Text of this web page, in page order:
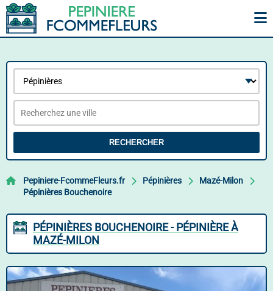
RECHERCHER
Pepiniere-FcommeFleurs.fr Pépinières
Mazé-Milon
Pépinières Bouchenoire
PÉPINIÈRES BOUCHENOIRE - PÉPINIÈRE À
MAZÉ-MILON